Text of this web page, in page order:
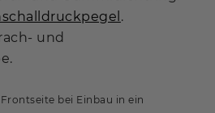
.
und
bei Einbau in ein